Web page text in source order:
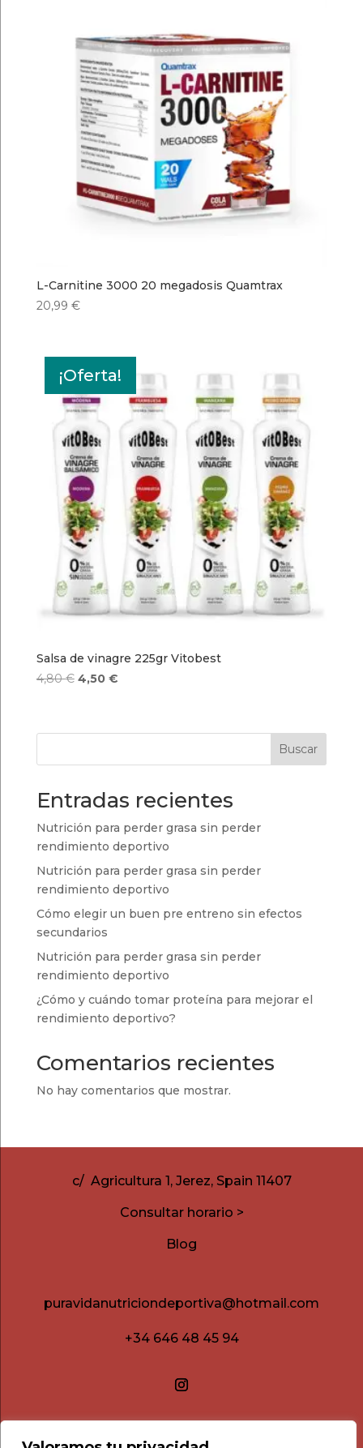
L-Carnitine 3000 20 megadosis Quamtrax
20,99 €
¡Oferta!
Salsa de vinagre 225gr Vitobest
4,80€ El
era:
4,50 €El
es:
Buscar
Entradas recientes
Nutrición para perder grasa sin perder
rendimiento deportivo
Nutrición para perder grasa sin perder
rendimiento deportivo
Cómo elegir un buen pre entreno sin efectos
secundarios
Nutrición para perder grasa sin perder
rendimiento deportivo
¿Cómo y cuándo tomar proteína para mejorar el
rendimiento deportivo?
Comentarios recientes
No hay comentarios que mostrar.
c/ Agricultura 1, Jerez, Spain 11407
Consultar horario >
Blog
puravidanutriciondeportiva@hotmail.com
+34 646 48 45 94